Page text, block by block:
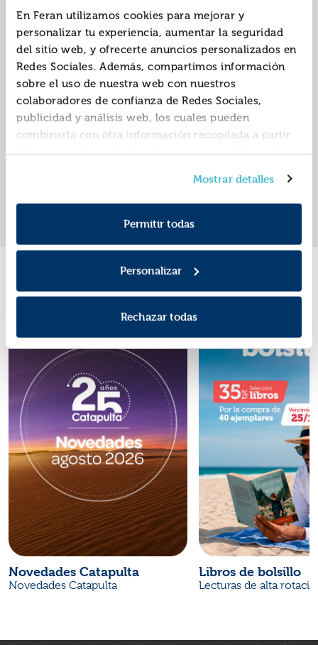
En Feran utilizamos cookies para mejorar y
personalizar tu experiencia, aumentar la seguridad
del sitio web, y ofrecerte anuncios personalizados en
Redes Sociales. Además, compartimos información
sobre el uso de nuestra web con nuestros
colaboradores de confianza de Redes Sociales,
publicidad y análisis web, los cuales pueden
combinarla con otra información recopilada a partir
del uso que hayas hecho de sus servicios. Recuerda
consentimiento en cualquier momento. Para más
información consulta laPolítica de Cookiesy la
Política de Privacidad.
Mostrar detalles
Permitir todas
Personalizar
Rechazar todas
La familia de pascual
duarte (clasicos
hispanicos)
ISBN:9788468213491
Editorial:Vicens Vives
Autor:Villanueva, Darío
« 1 »
Promociones
Novedades Catapulta
Novedades Catapulta
Libros de bolsillo
Lecturas de alta